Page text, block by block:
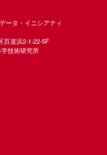
ータ・イニシアティ
百道浜2-1-22-5F
技術研究所